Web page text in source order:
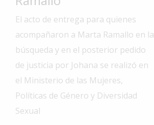
Interés
General
Ciudad
Arte
Espectáculos
El acto de entrega para quienes
acompañaron a Marta Ramallo en la
búsqueda y en el posterior pedido
de justicia por Johana se realizó en
el Ministerio de las Mujeres,
Políticas de Género y Diversidad
Sexual